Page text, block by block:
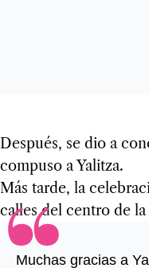
Después, se dio a
compuso a Yalitza.
Más tarde, la
calles del centro de
Muchas gracias a